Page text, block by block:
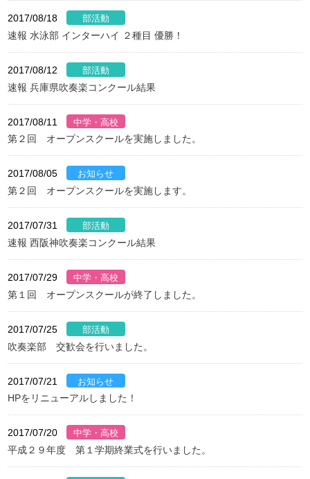
2017/08/18
速報 水泳部 インターハイ ２種目 優勝！
2017/08/12
速報 兵庫県吹奏楽コンクール結果
2017/08/11
第２回 オープンスクールを実施しました。
2017/08/05
第２回 オープンスクールを実施します。
2017/07/31
速報 西阪神吹奏楽コンクール結果
2017/07/29
第１回 オープンスクールが終了しました。
2017/07/25
吹奏楽部 交歓会を行いました。
2017/07/21
HPをリニューアルしました！
2017/07/20
平成２９年度 第１学期終業式を行いました。